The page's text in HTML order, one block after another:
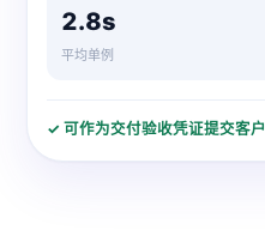
2.8s
平均单例
✓ 可作为交付验收凭证提交客户